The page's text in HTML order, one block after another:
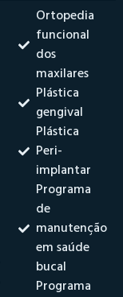
Ortopedia
funcional
dos
maxilares
Plástica
gengival
Plástica
Peri-
implantar
Programa
de
manutenção
em saúde
bucal
Programa